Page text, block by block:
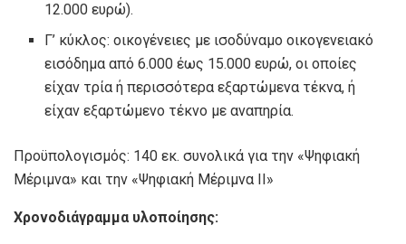
12.000 ευρώ).
Γ’ κύκλος: οικογένειες με ισοδύναμο οικογενειακό
εισόδημα από 6.000 έως 15.000 ευρώ, οι οποίες
είχαν τρία ή περισσότερα εξαρτώμενα τέκνα, ή
είχαν εξαρτώμενο τέκνο με αναπηρία.
Προϋπολογισμός: 140 εκ. συνολικά για την «Ψηφιακή
Μέριμνα» και την «Ψηφιακή Μέριμνα ΙΙ»
Χρονοδιάγραμμα υλοποίησης: